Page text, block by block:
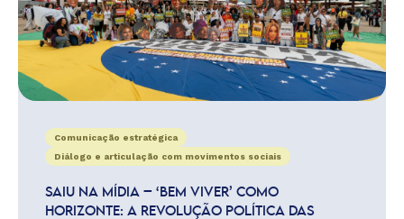
Comunicação estratégica
Diálogo e articulação com movimentos sociais
SAIU NA MÍDIA – ‘BEM VIVER’ COMO
HORIZONTE: A REVOLUÇÃO POLÍTICA DAS